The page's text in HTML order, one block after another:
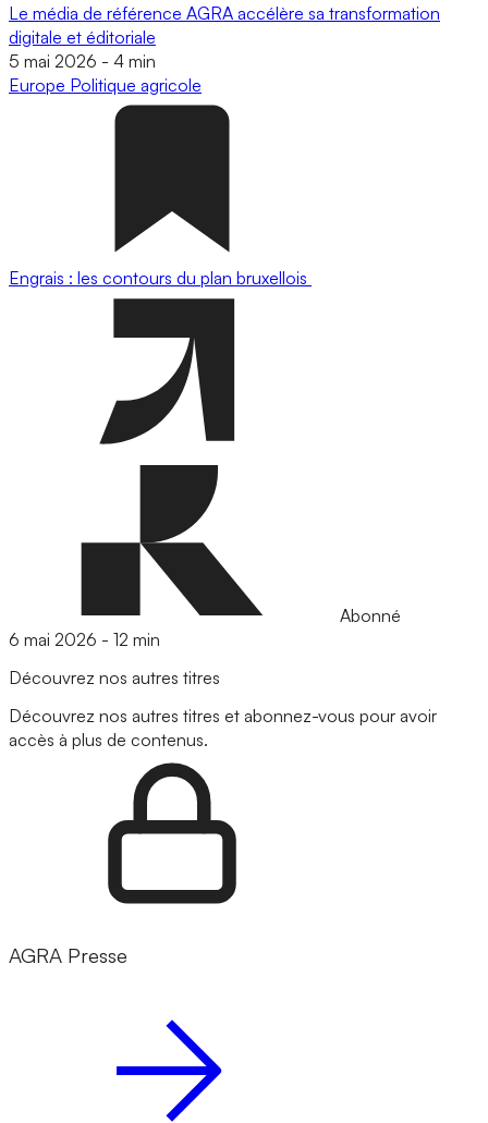
Le média de référence AGRA accélère sa transformation
digitale et éditoriale
5 mai 2026 - 4 min
Europe Politique agricole
Engrais : les contours du plan bruxellois
Abonné
6 mai 2026 - 12 min
Découvrez nos autres titres
Découvrez nos autres titres et abonnez-vous pour avoir
accès à plus de contenus.
AGRA Presse